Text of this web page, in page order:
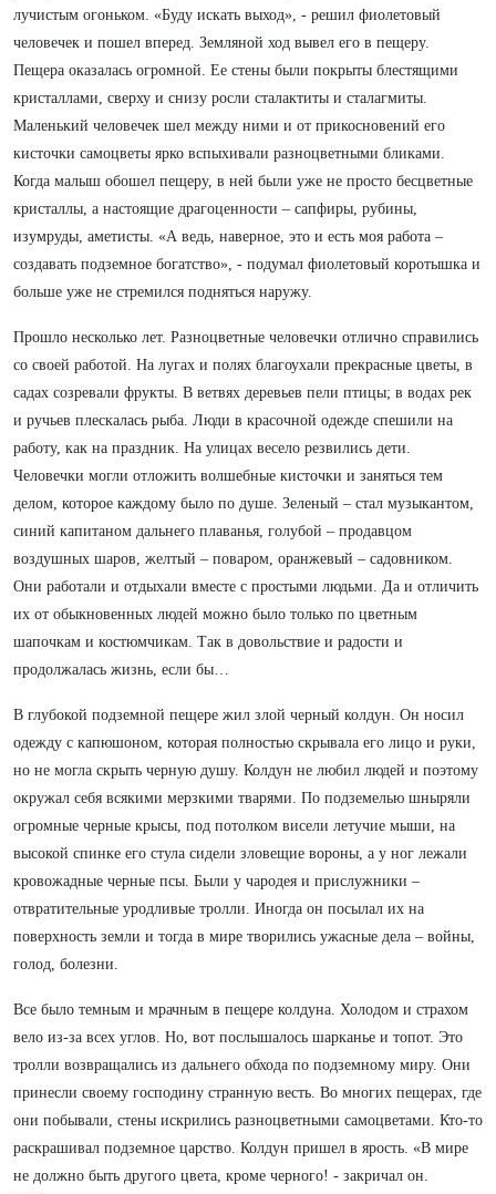
лучистым огоньком. «Буду искать выход», - решил фиолетовый
человечек и пошел вперед. Земляной ход вывел его в пещеру.
Пещера оказалась огромной. Ее стены были покрыты блестящими
кристаллами, сверху и снизу росли сталактиты и сталагмиты.
Маленький человечек шел между ними и от прикосновений его
кисточки самоцветы ярко вспыхивали разноцветными бликами.
Когда малыш обошел пещеру, в ней были уже не просто бесцветные
кристаллы, а настоящие драгоценности – сапфиры, рубины,
изумруды, аметисты. «А ведь, наверное, это и есть моя работа –
создавать подземное богатство», - подумал фиолетовый коротышка и
больше уже не стремился подняться наружу.
Прошло несколько лет. Разноцветные человечки отлично справились
со своей работой. На лугах и полях благоухали прекрасные цветы, в
садах созревали фрукты. В ветвях деревьев пели птицы; в водах рек
и ручьев плескалась рыба. Люди в красочной одежде спешили на
работу, как на праздник. На улицах весело резвились дети.
Человечки могли отложить волшебные кисточки и заняться тем
делом, которое каждому было по душе. Зеленый – стал музыкантом,
синий капитаном дальнего плаванья, голубой – продавцом
воздушных шаров, желтый – поваром, оранжевый – садовником.
Они работали и отдыхали вместе с простыми людьми. Да и отличить
их от обыкновенных людей можно было только по цветным
шапочкам и костюмчикам. Так в довольствие и радости и
продолжалась жизнь, если бы…
В глубокой подземной пещере жил злой черный колдун. Он носил
одежду с капюшоном, которая полностью скрывала его лицо и руки,
но не могла скрыть черную душу. Колдун не любил людей и поэтому
окружал себя всякими мерзкими тварями. По подземелью шныряли
огромные черные крысы, под потолком висели летучие мыши, на
высокой спинке его стула сидели зловещие вороны, а у ног лежали
кровожадные черные псы. Были у чародея и прислужники –
отвратительные уродливые тролли. Иногда он посылал их на
поверхность земли и тогда в мире творились ужасные дела – войны,
голод, болезни.
Все было темным и мрачным в пещере колдуна. Холодом и страхом
вело из-за всех углов. Но, вот послышалось шарканье и топот. Это
тролли возвращались из дальнего обхода по подземному миру. Они
принесли своему господину странную весть. Во многих пещерах, где
они побывали, стены искрились разноцветными самоцветами. Кто-то
раскрашивал подземное царство. Колдун пришел в ярость. «В мире
не должно быть другого цвета, кроме черного! - закричал он.